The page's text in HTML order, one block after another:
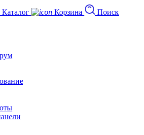
Каталог Корзина
Поиск